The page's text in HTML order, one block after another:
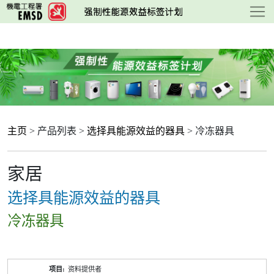
跳
至
要
内
容
主页 > 产品列表 > 选择具能源效益的器具 > 冷冻器具
家居
选择具能源效益的器具
冷冻器具
资料提供者